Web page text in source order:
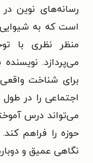
رسانه‌های نوین
است که به شیوایی
منظر نظری با
می‌پردازد. نویسنده
برای شناخت
اجتماعی را در
می‌تواند درس
حوزه را فراهم
نگاهی عمیق و